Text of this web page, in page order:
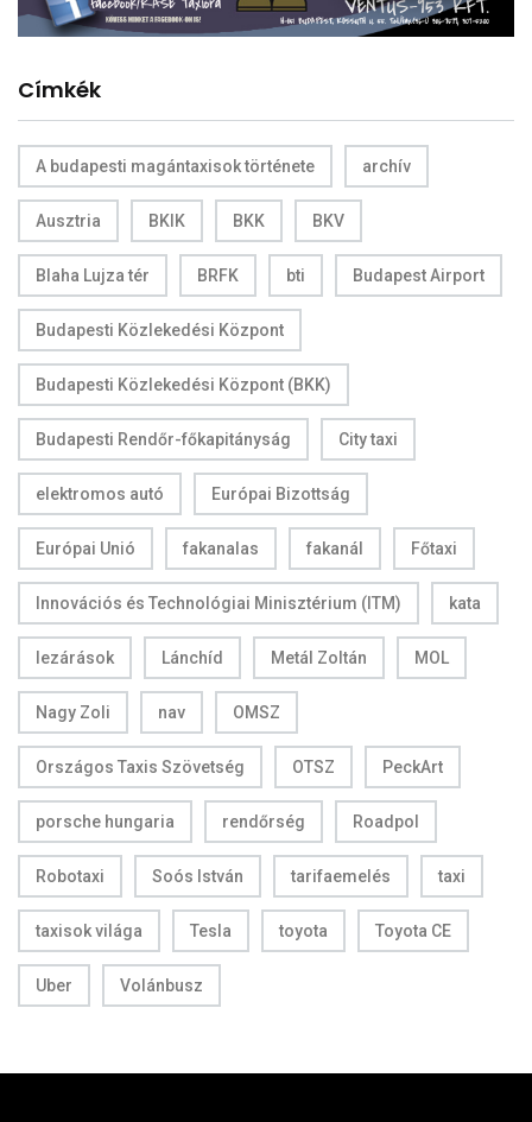
Címkék
A budapesti magántaxisok története archív
Ausztria BKIK BKK BKV
Blaha Lujza tér BRFK bti Budapest Airport
Budapesti Közlekedési Központ
Budapesti Közlekedési Központ (BKK)
Budapesti Rendőr-főkapitányság City taxi
elektromos autó Európai Bizottság
Európai Unió fakanalas fakanál Főtaxi
Innovációs és Technológiai Minisztérium (ITM) kata
lezárások Lánchíd Metál Zoltán MOL
Nagy Zoli nav OMSZ
Országos Taxis Szövetség OTSZ PeckArt
porsche hungaria rendőrség Roadpol
Robotaxi Soós István tarifaemelés taxi
taxisok világa Tesla toyota Toyota CE
Uber Volánbusz